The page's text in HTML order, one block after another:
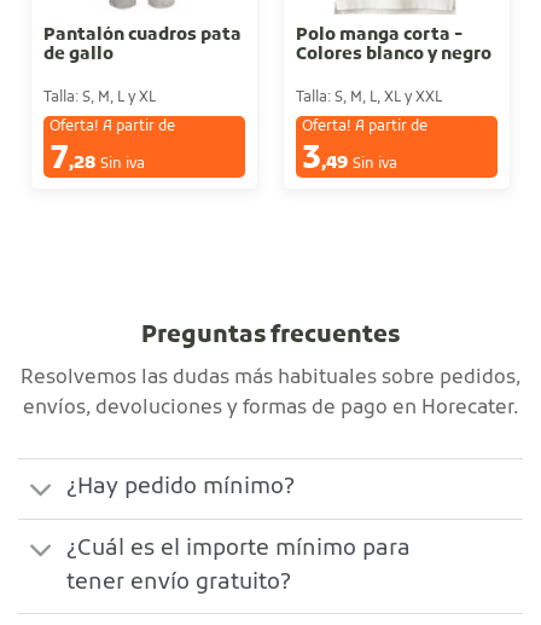
Pantalón cuadros pata
de gallo
Talla: S, M, L y XL
Oferta! A partir de
7,28 Sin iva
Polo manga corta -
Colores blanco y negro
Talla: S, M, L, XL y XXL
Oferta! A partir de
3,49 Sin iva
Preguntas frecuentes
Resolvemos las dudas más habituales sobre pedidos,
envíos, devoluciones y formas de pago en Horecater.
¿Hay pedido mínimo?
¿Cuál es el importe mínimo para
tener envío gratuito?